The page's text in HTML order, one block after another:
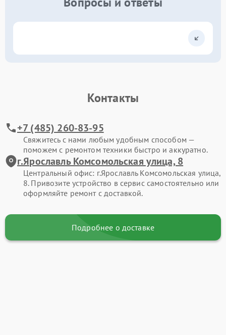
Контакты
+7 (485) 260-83-95
Свяжитесь с нами любым удобным способом —
поможем с ремонтом техники быстро и аккуратно.
г.Ярославль Комсомольская улица, 8
Центральный офис: г.Ярославль Комсомольская улица,
8. Привозите устройство в сервис самостоятельно или
оформляйте ремонт с доставкой.
Подробнее о доставке